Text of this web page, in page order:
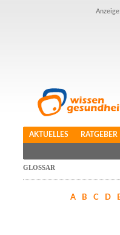
Anzeige:
AKTUELLES RATGEBER
GLOSSAR
A B C D